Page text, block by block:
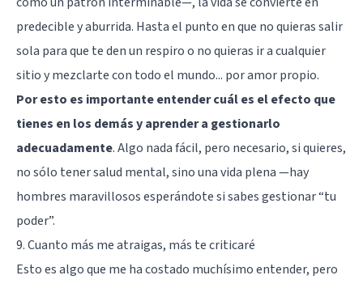
predecible y aburrida. Hasta el punto en que no quieras salir
sola para que te den un respiro o no quieras ir a cualquier
sitio y mezclarte con todo el mundo... por amor propio.
Por esto es importante entender cuál es el efecto que
tienes en los demás y aprender a gestionarlo
adecuadamente. Algo nada fácil, pero necesario, si quieres,
no sólo tener salud mental, sino una vida plena —hay
hombres maravillosos esperándote si sabes gestionar “tu
poder”.
9. Cuanto más me atraigas, más te criticaré
Esto es algo que me ha costado muchísimo entender, pero